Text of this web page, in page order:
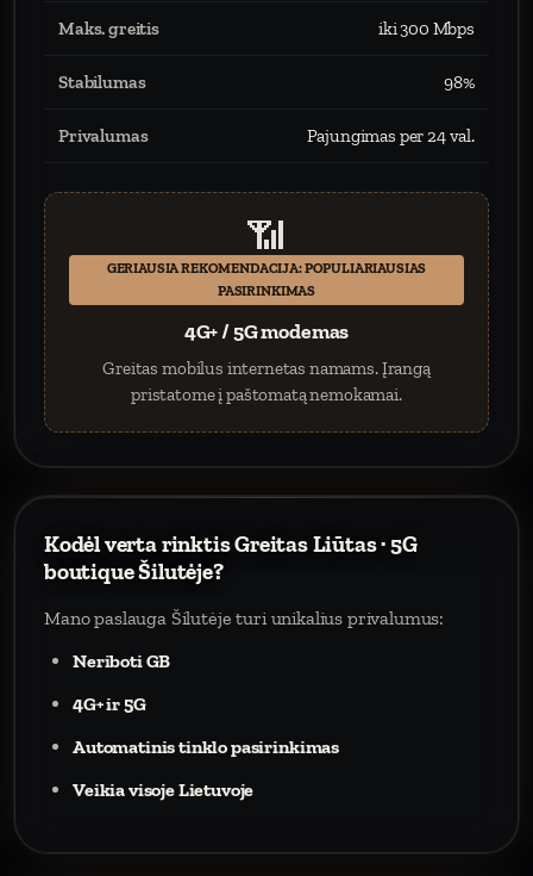
Maks. greitis iki 300 Mbps
Stabilumas 98%
Privalumas Pajungimas per 24 val.
📶
GERIAUSIA REKOMENDACIJA: POPULIARIAUSIAS
PASIRINKIMAS
4G+ / 5G modemas
Greitas mobilus internetas namams. Įrangą
pristatome į paštomatą nemokamai.
Kodėl verta rinktis Greitas Liūtas · 5G
boutique Šilutėje?
Mano paslauga Šilutėje turi unikalius privalumus:
Neriboti GB
4G+ ir 5G
Automatinis tinklo pasirinkimas
Veikia visoje Lietuvoje